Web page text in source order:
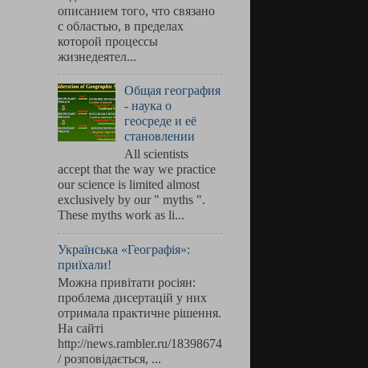
описанием того, что связано
с областью, в пределах
которой процессы
жизнедеятел...
Общая география
- наука о
геосреде и её
становлении
All scientists
accept that the way we practice
our science is limited almost
exclusively by our " myths ".
These myths work as li...
Українська «Географія»:
приїхали!
Можна привітати росіян:
проблема дисертацій у них
отримала практичне рішення.
На сайті
http://news.rambler.ru/18398674
/ розповідається, ...